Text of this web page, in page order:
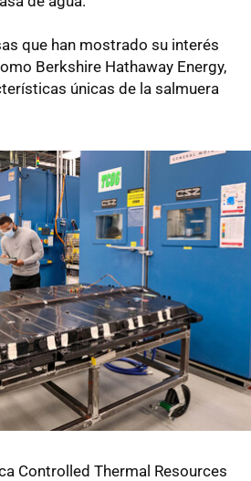
que han mostrado su interés
Berkshire Hathaway Energy,
únicas de la salmuera
Controlled Thermal Resources